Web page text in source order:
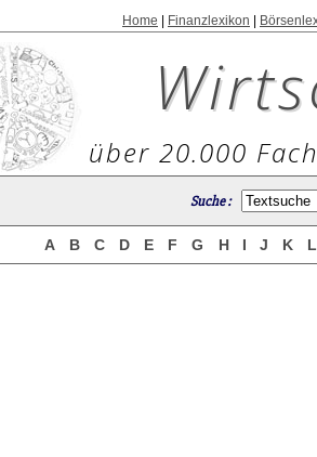
Home Finanzlexikon
über 20.000
Suche :
A B C D E F G H I J K